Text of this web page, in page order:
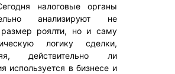
налоговые органы
анализируют не
размер роялти, но и саму
логику сделки,
действительно ли
используется в бизнесе и